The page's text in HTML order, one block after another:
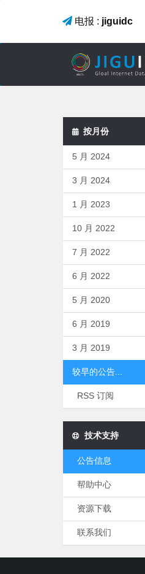
电报 : jiguidc
按月份
5 月 2024
3 月 2024
1 月 2023
10 月 2022
7 月 2022
6 月 2022
5 月 2020
6 月 2019
3 月 2019
较早的公告...
RSS 订阅
技术支持
公告信息
帮助中心
资源下载
联系我们